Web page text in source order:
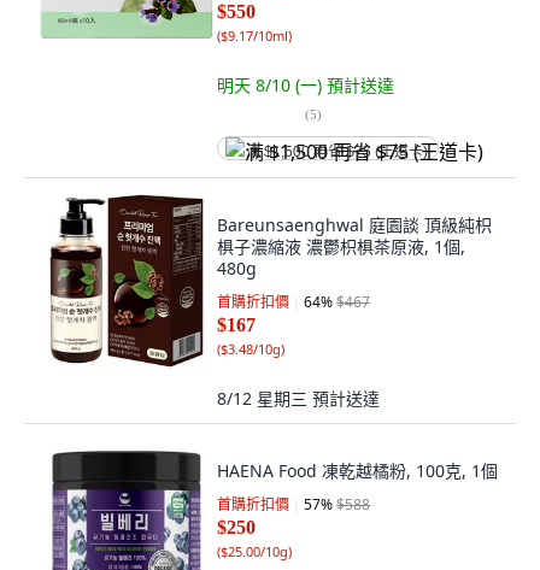
$550
($9.17/10ml)
明天 8/10 (一) 預計送達
(5)
满 $1,500 再省 $75 (王道卡)
Bareunsaenghwal 庭園談 頂級純枳
椇子濃縮液 濃鬱枳椇茶原液, 1個,
480g
首購折扣價 64%$467
$167
($3.48/10g)
8/12 星期三 預計送達
HAENA Food 凍乾越橘粉, 100克, 1個
首購折扣價 57%$588
$250
($25.00/10g)